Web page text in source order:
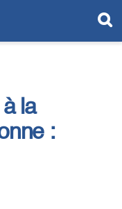
la
: